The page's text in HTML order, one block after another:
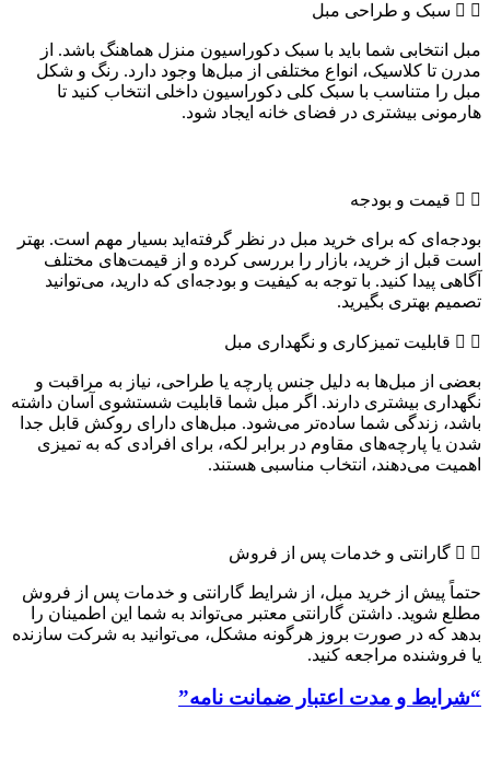
سبک و طراحی مبل
مبل انتخابی شما باید با سبک دکوراسیون منزل هماهنگ باشد. از
مدرن تا کلاسیک، انواع مختلفی از مبل‌ها وجود دارد. رنگ و شکل
مبل را متناسب با سبک کلی دکوراسیون داخلی انتخاب کنید تا
هارمونی بیشتری در فضای خانه ایجاد شود.
قیمت و بودجه
بودجه‌ای که برای خرید مبل در نظر گرفته‌اید بسیار مهم است. بهتر
است قبل از خرید، بازار را بررسی کرده و از قیمت‌های مختلف
آگاهی پیدا کنید. با توجه به کیفیت و بودجه‌ای که دارید، می‌توانید
تصمیم بهتری بگیرید.
قابلیت تمیزکاری و نگهداری مبل
بعضی از مبل‌ها به دلیل جنس پارچه یا طراحی، نیاز به مراقبت و
نگهداری بیشتری دارند. اگر مبل شما قابلیت شستشوی آسان داشته
باشد، زندگی شما ساده‌تر می‌شود. مبل‌های دارای روکش قابل جدا
شدن یا پارچه‌های مقاوم در برابر لکه، برای افرادی که به تمیزی
اهمیت می‌دهند، انتخاب مناسبی هستند.
گارانتی و خدمات پس از فروش
حتماً پیش از خرید مبل، از شرایط گارانتی و خدمات پس از فروش
مطلع شوید. داشتن گارانتی معتبر می‌تواند به شما این اطمینان را
بدهد که در صورت بروز هرگونه مشکل، می‌توانید به شرکت سازنده
یا فروشنده مراجعه کنید.
“شرایط و مدت اعتبار ضمانت نامه”